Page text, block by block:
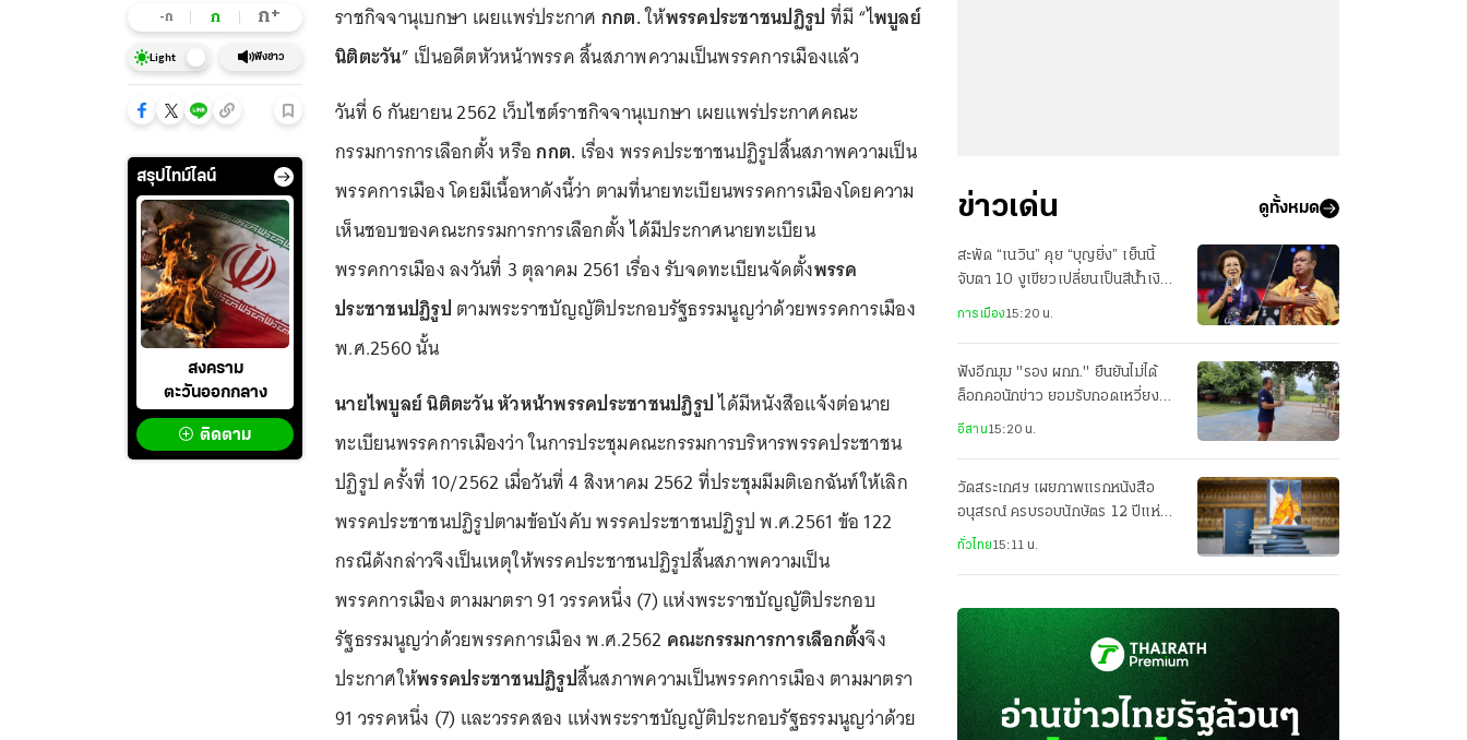
-ก ก ก+
Light ฟังข่าว
สรุปไทม์ไลน์
สงคราม
ตะวันออกกลาง
ติดตาม
ราชกิจจานุเบกษา เผยแพร่ประกาศ กกต.ให้พรรคประชาชนปฏิรูป ที่มี “ไพบูลย์
นิติตะวัน” เป็นอดีตหัวหน้าพรรค สิ้นสภาพความเป็นพรรคการเมืองแล้ว
วันที่ 6 กันยายน 2562 เว็บไซต์ราชกิจจานุเบกษา เผยแพร่ประกาศคณะ
กรรมการการเลือกตั้ง หรือกกต. เรื่อง พรรคประชาชนปฏิรูปสิ้นสภาพความเป็น
พรรคการเมือง โดยมีเนื้อหาดังนี้ว่า ตามที่นายทะเบียนพรรคการเมืองโดยความ
เห็นชอบของคณะกรรมการการเลือกตั้ง ได้มีประกาศนายทะเบียน
พรรคการเมือง ลงวันที่ 3 ตุลาคม 2561 เรื่อง รับจดทะเบียนจัดตั้งพรรค
ประชาชนปฏิรูป ตามพระราชบัญญัติประกอบรัฐธรรมนูญว่าด้วยพรรคการเมือง
พ.ศ.2560 นั้น
นายไพบูลย์ นิติตะวัน หัวหน้าพรรคประชาชนปฏิรูปได้มีหนังสือแจ้งต่อนาย
ทะเบียนพรรคการเมืองว่า ในการประชุมคณะกรรมการบริหารพรรคประชาชน
ปฏิรูป ครั้งที่ 10/2562 เมื่อวันที่ 4 สิงหาคม 2562 ที่ประชุมมีมติเอกฉันท์ให้เลิก
พรรคประชาชนปฏิรูปตามข้อบังคับ พรรคประชาชนปฏิรูป พ.ศ.2561 ข้อ 122
กรณีดังกล่าวจึงเป็นเหตุให้พรรคประชาชนปฏิรูปสิ้นสภาพความเป็น
พรรคการเมือง ตามมาตรา 91 วรรคหนึ่ง (7) แห่งพระราชบัญญัติประกอบ
รัฐธรรมนูญว่าด้วยพรรคการเมือง พ.ศ.2562 คณะกรรมการการเลือกตั้งจึง
ประกาศให้พรรคประชาชนปฏิรูปสิ้นสภาพความเป็นพรรคการเมือง ตามมาตรา
91 วรรคหนึ่ง (7) และวรรคสอง แห่งพระราชบัญญัติประกอบรัฐธรรมนูญว่าด้วย
ข่าวเด่น ดูทั้งหมด
สะพัด “เนวิน” คุย “บุญยิ่ง” เย็นนี้
จับตา 10 งูเขียวเปลี่ยนเป็นสีน้ำเงิน
หรือไม่
การเมือง15:20 น.
ฟังอีกมุม "รอง ผกก." ยืนยันไม่ได้
ล็อกคอนักข่าว ยอมรับกอดเหวี่ยงจน
อีกฝ่ายล้ม
อีสาน15:20 น.
วัดสระเกศฯ เผยภาพแรกหนังสือ
อนุสรณ์ ครบรอบนักษัตร 12 ปีแห่ง
มรณกาล "สมเด็จเกี่ยว"
ทั่วไทย15:11 น.